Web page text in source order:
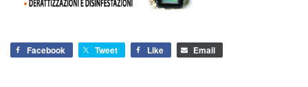
Facebook Tweet Like Email